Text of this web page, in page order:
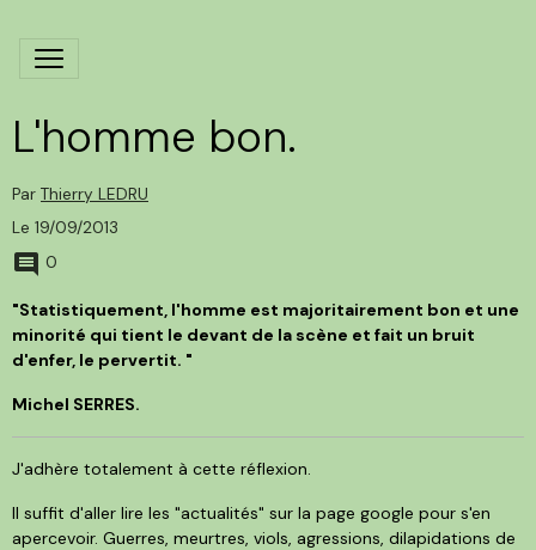
L'homme bon.
Par Thierry LEDRU
Le 19/09/2013
0
"Statistiquement, l'homme est majoritairement bon et une
minorité qui tient le devant de la scène et fait un bruit
d'enfer, le pervertit. "
Michel SERRES.
J'adhère totalement à cette réflexion.
Il suffit d'aller lire les "actualités" sur la page google pour s'en
apercevoir. Guerres, meurtres, viols, agressions, dilapidations de